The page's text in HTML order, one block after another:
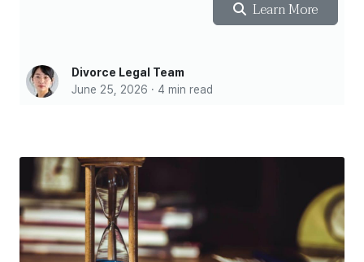
Learn More
Divorce Legal Team
June 25, 2026 · 4 min read